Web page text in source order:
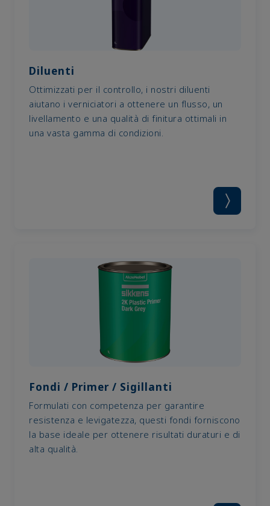
Diluenti
Ottimizzati per il controllo, i nostri diluenti
aiutano i verniciatori a ottenere un flusso, un
livellamento e una qualità di finitura ottimali in
una vasta gamma di condizioni.
Fondi / Primer / Sigillanti
Formulati con competenza per garantire
resistenza e levigatezza, questi fondi forniscono
la base ideale per ottenere risultati duraturi e di
alta qualità.